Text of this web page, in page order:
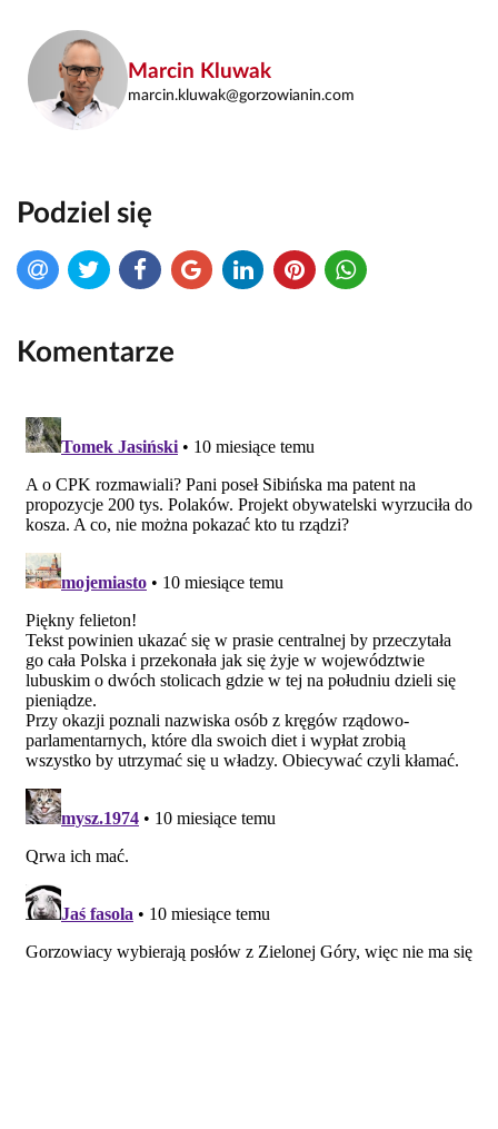
Marcin Kluwak
marcin.kluwak@gorzowianin.com
Podziel się
Komentarze